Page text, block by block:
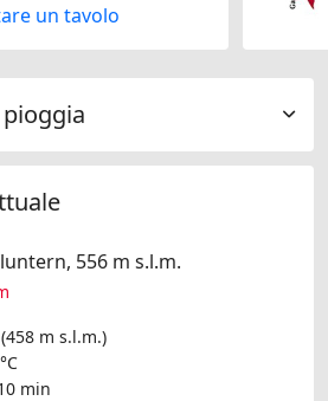
un tavolo
556 m s.l.m.
m s.l.m.)
min